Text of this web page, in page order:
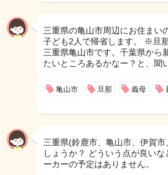
三重県の亀山市周辺にお住まい
子ども2人で帰省します。 ※旦
三重県亀山市です。千葉県から
たいところあるかなー？と、聞
亀山市 旦那 義母
三重県(鈴鹿市、亀山市、伊賀
しょうか？ どういう点が良い
ーカーの予定はありません。